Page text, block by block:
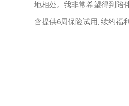
地相处。我非常希望得到陪
含提供6周保险试用, 续约福